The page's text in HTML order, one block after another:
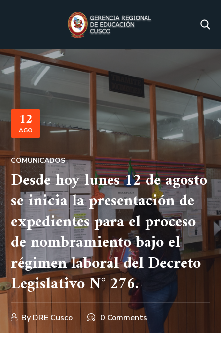
12
AGO
COMUNICADOS
Desde hoy lunes 12 de agosto
se inicia la presentación de
expedientes para el proceso
de nombramiento bajo el
régimen laboral del Decreto
Legislativo N° 276.
By DRE Cusco 0 Comments